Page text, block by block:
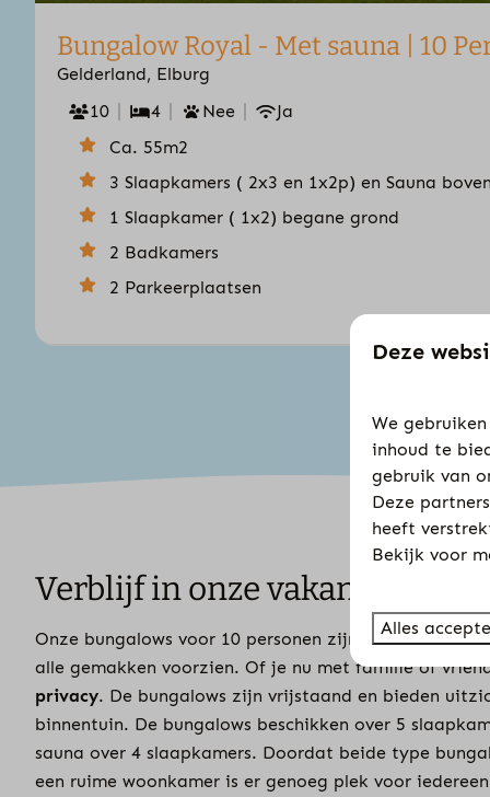
Bungalow Royal - Met sauna | 10
Gelderland, Elburg
10
4 Nee
Ja
Ca. 55m2
3 Slaapkamers ( 2x3 en 1x2p) en Sauna
1 Slaapkamer ( 1x2) begane grond
2 Badkamers
2 Parkeerplaatsen
Verblijf in onze
Onze bungalows voor 10 personen zijn ideaal voor
alle gemakken voorzien. Of je nu met familie of
privacy. De bungalows zijn vrijstaand en bieden
binnentuin. De bungalows beschikken over 5
sauna over 4 slaapkamers. Doordat beide type
een ruime woonkamer is er genoeg plek voor
Deze
We
inhoud te
gebruik van
Deze
heeft
Bekijk voor
Alles